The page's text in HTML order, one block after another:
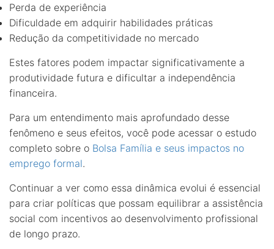
Perda de experiência
Dificuldade em adquirir habilidades práticas
Redução da competitividade no mercado
Estes fatores podem impactar significativamente a
produtividade futura e dificultar a independência
financeira.
Para um entendimento mais aprofundado desse
fenômeno e seus efeitos, você pode acessar o estudo
completo sobre o Bolsa Família e seus impactos no
emprego formal.
Continuar a ver como essa dinâmica evolui é essencial
para criar políticas que possam equilibrar a assistência
social com incentivos ao desenvolvimento profissional
de longo prazo.